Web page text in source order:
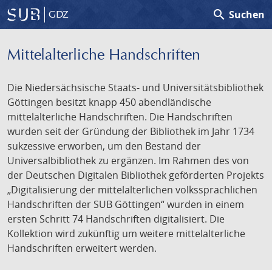
GDZ search Suchen
Mittelalterliche Handschriften
Die Niedersächsische Staats- und Universitätsbibliothek
Göttingen besitzt knapp 450 abendländische
mittelalterliche Handschriften. Die Handschriften
wurden seit der Gründung der Bibliothek im Jahr 1734
sukzessive erworben, um den Bestand der
Universalbibliothek zu ergänzen. Im Rahmen des von
der Deutschen Digitalen Bibliothek geförderten Projekts
„Digitalisierung der mittelalterlichen volkssprachlichen
Handschriften der SUB Göttingen“ wurden in einem
ersten Schritt 74 Handschriften digitalisiert. Die
Kollektion wird zukünftig um weitere mittelalterliche
Handschriften erweitert werden.